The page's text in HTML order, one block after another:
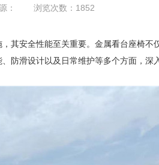
： 浏览次数：1852
其安全性能至关重要。金属看台座椅不
防滑设计以及日常维护等多个方面，深